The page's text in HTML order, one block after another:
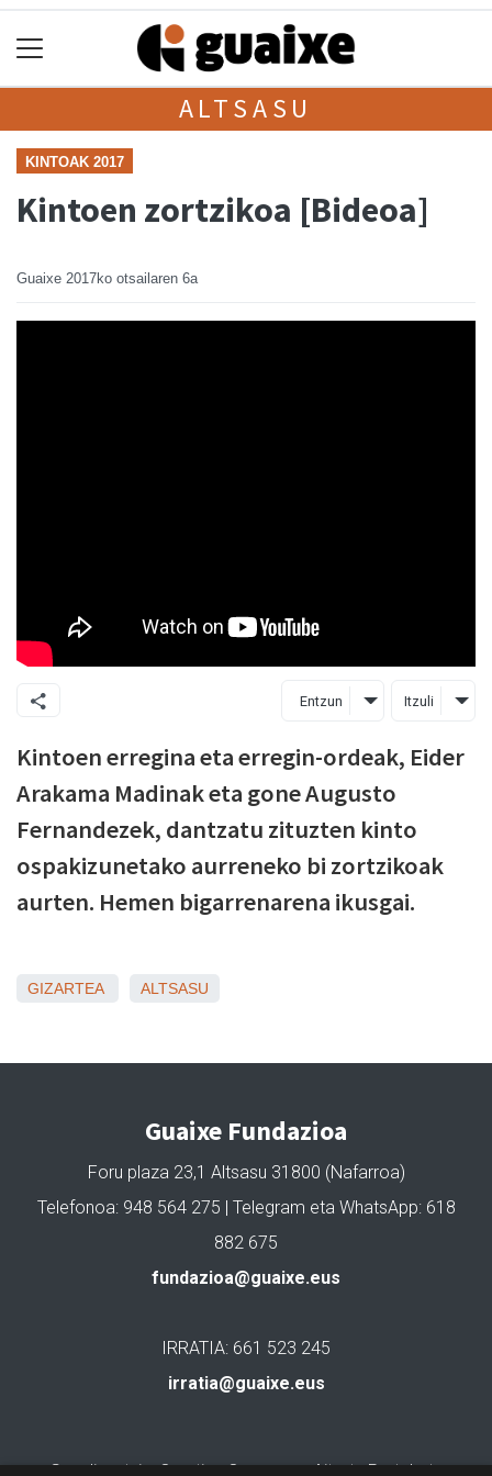
ALTSASU
KINTOAK 2017
Kintoen zortzikoa [Bideoa]
Guaixe 2017ko otsailaren 6a
Entzun Itzuli
Kintoen erregina eta erregin-ordeak, Eider
Arakama Madinak eta gone Augusto
Fernandezek, dantzatu zituzten kinto
ospakizunetako aurreneko bi zortzikoak
aurten. Hemen bigarrenarena ikusgai.
GIZARTEA ALTSASU
Guaixe Fundazioa
Foru plaza 23,1 Altsasu 31800 (Nafarroa)
Telefonoa: 948 564 275 | Telegram eta WhatsApp: 618
882 675
fundazioa@guaixe.eus
IRRATIA: 661 523 245
irratia@guaixe.eus
Gure lizentzia: Creative Commons Aitortu Partekatu